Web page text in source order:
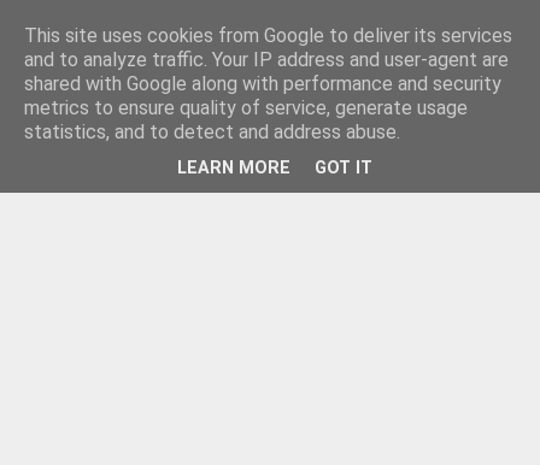
This site uses cookies from Google to deliver its services
and to analyze traffic. Your IP address and user-agent are
shared with Google along with performance and security
metrics to ensure quality of service, generate usage
statistics, and to detect and address abuse.
LEARN MORE GOT IT